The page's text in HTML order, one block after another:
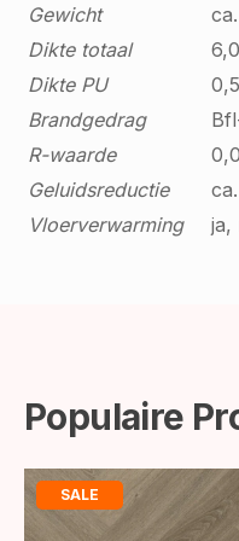
Gewicht
Dikte totaal
Dikte PU
Brandgedrag
R-waarde
Geluidsreductie
Vloerverwarming
ja,
Populaire
SALE